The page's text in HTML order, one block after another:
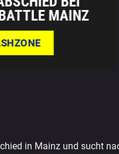
MAINZ
in Mainz und sucht